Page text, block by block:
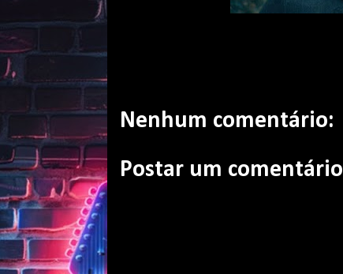
Nenhum comentário:
Postar um comentário